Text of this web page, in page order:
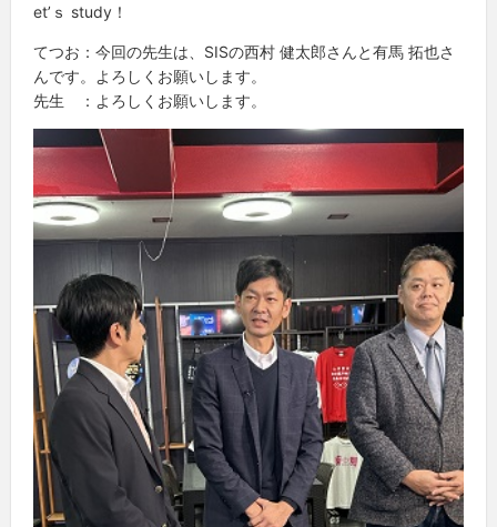
et’ｓ study！
てつお：今回の先生は、SISの西村 健太郎さんと有馬 拓也さ
んです。よろしくお願いします。
先生 ：よろしくお願いします。